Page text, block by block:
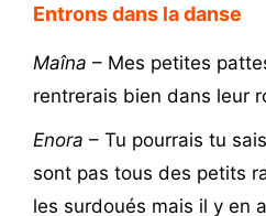
Entrons dans la danse
Maîna – Mes petites
rentrerais bien dans leur
Enora – Tu pourrais tu
sont pas tous des petits
les surdoués mais il y en